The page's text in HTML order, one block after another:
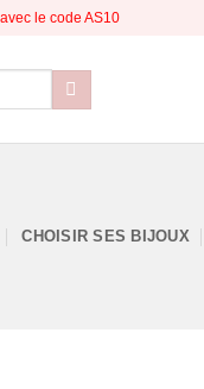
le code AS10
CHOISIR SES BIJOUX